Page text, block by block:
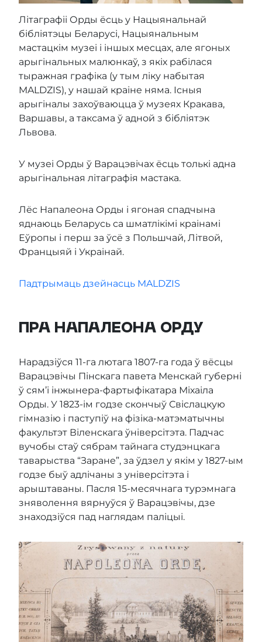
Літаграфіі Орды ёсць у Нацыянальнай
бібліятэцы Беларусі, Нацыянальным
мастацкім музеі і іншых месцах, але ягоных
арыгінальных малюнкаў, з якіх рабілася
тыражная графіка (у тым ліку набытая
MALDZIS), у нашай краіне няма. Існыя
арыгіналы захоўваюцца ў музеях Кракава,
Варшавы, а таксама ў адной з бібліятэк
Львова.
У музеі Орды ў Варацэвічах ёсць толькі адна
арыгінальная літаграфія мастака.
Лёс Напалеона Орды і ягоная спадчына
яднаюць Беларусь са шматлікімі краінамі
Еўропы і перш за ўсё з Польшчай, Літвой,
Францыяй і Украінай.
Падтрымаць дзейнасць MALDZIS
ПРА НАПАЛЕОНА ОРДУ
Нарадзіўся 11-га лютага 1807-га года ў вёсцы
Варацэвічы Пінскага павета Менскай губерні
ў сям’і інжынера-фартыфікатара Міхаіла
Орды. У 1823-ім годзе скончыў Свіслацкую
гімназію і паступіў на фізіка-матэматычны
факультэт Віленскага ўніверсітэта. Падчас
вучобы стаў сябрам тайнага студэнцкага
таварыства “Заране”, за ўдзел у якім у 1827-ым
годзе быў адлічаны з універсітэта і
арыштаваны. Пасля 15-месячнага турэмнага
зняволення вярнуўся ў Варацэвічы, дзе
знаходзіўся пад наглядам паліцыі.